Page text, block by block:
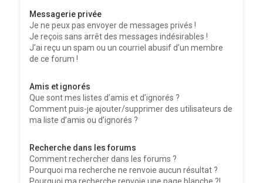
Messagerie privée
Je ne peux pas envoyer de messages privés !
Je reçois sans arrêt des messages indésirables !
J’ai reçu un spam ou un courriel abusif d’un membre
de ce forum !
Amis et ignorés
Que sont mes listes d’amis et d’ignorés ?
Comment puis-je ajouter/supprimer des utilisateurs de
ma liste d’amis ou d’ignorés ?
Recherche dans les forums
Comment rechercher dans les forums ?
Pourquoi ma recherche ne renvoie aucun résultat ?
Pourquoi ma recherche renvoie une page blanche ?!